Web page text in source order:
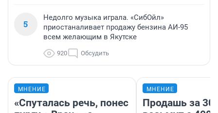
5
Недолго музыка играла. «СибОйл»
приостаналивает продажу бензина АИ-95
всем желающим в Якутске
920 Обсудить
МНЕНИЕ
«Спуталась речь, понес
МНЕНИЕ
Продашь за